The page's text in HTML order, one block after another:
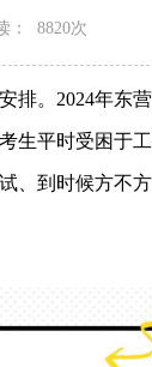
： 8820次
排。2024年
生平时受困于
、到时候方不